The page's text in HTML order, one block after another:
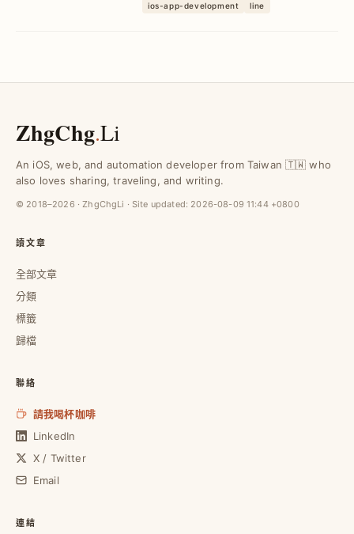
類、豐富訊息格式與互動指令，提升通知
ios-app-development line
ZhgChg.Li
An iOS, web, and automation developer from Taiwan 🇹🇼 who
also loves sharing, traveling, and writing.
© 2018–2026 · ZhgChgLi · Site updated: 2026-08-09 11:44 +0800
讀文章
全部文章
分類
標籤
歸檔
聯絡
請我喝杯咖啡
LinkedIn
X / Twitter
Email
連結